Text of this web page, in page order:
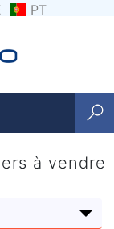
PT
à vendre